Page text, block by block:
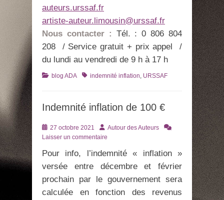
auteurs.urssaf.fr
artiste-auteur.limousin@urssaf.fr
Nous contacter : Tél. : 0 806 804
208 / Service gratuit + prix appel /
du lundi au vendredi de 9 h à 17 h
Catégories
blog ADA Tagsindemnité inflation, URSSAF
Indemnité inflation de 100 €
Posté
le
27 octobre 2021 AuteurAutour des Auteurs
Laisser un commentaire
Pour info, l’indemnité « inflation »
versée entre décembre et février
prochain par le gouvernement sera
calculée en fonction des revenus